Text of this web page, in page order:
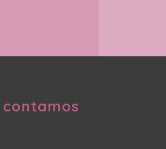
contamos